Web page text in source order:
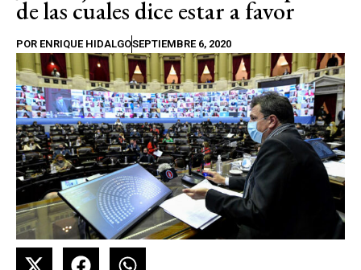
de las cuales dice estar a favor
POR ENRIQUE HIDALGOSEPTIEMBRE 6, 2020